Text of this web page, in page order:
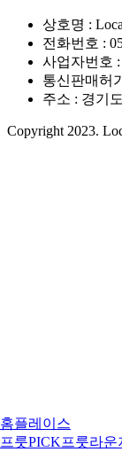
상호명 :
전화번호 :
사업자번호 :
통신판매허
주소 : 경기
Copyright 2023.
홈플레이스
프룻PICK프룻라운